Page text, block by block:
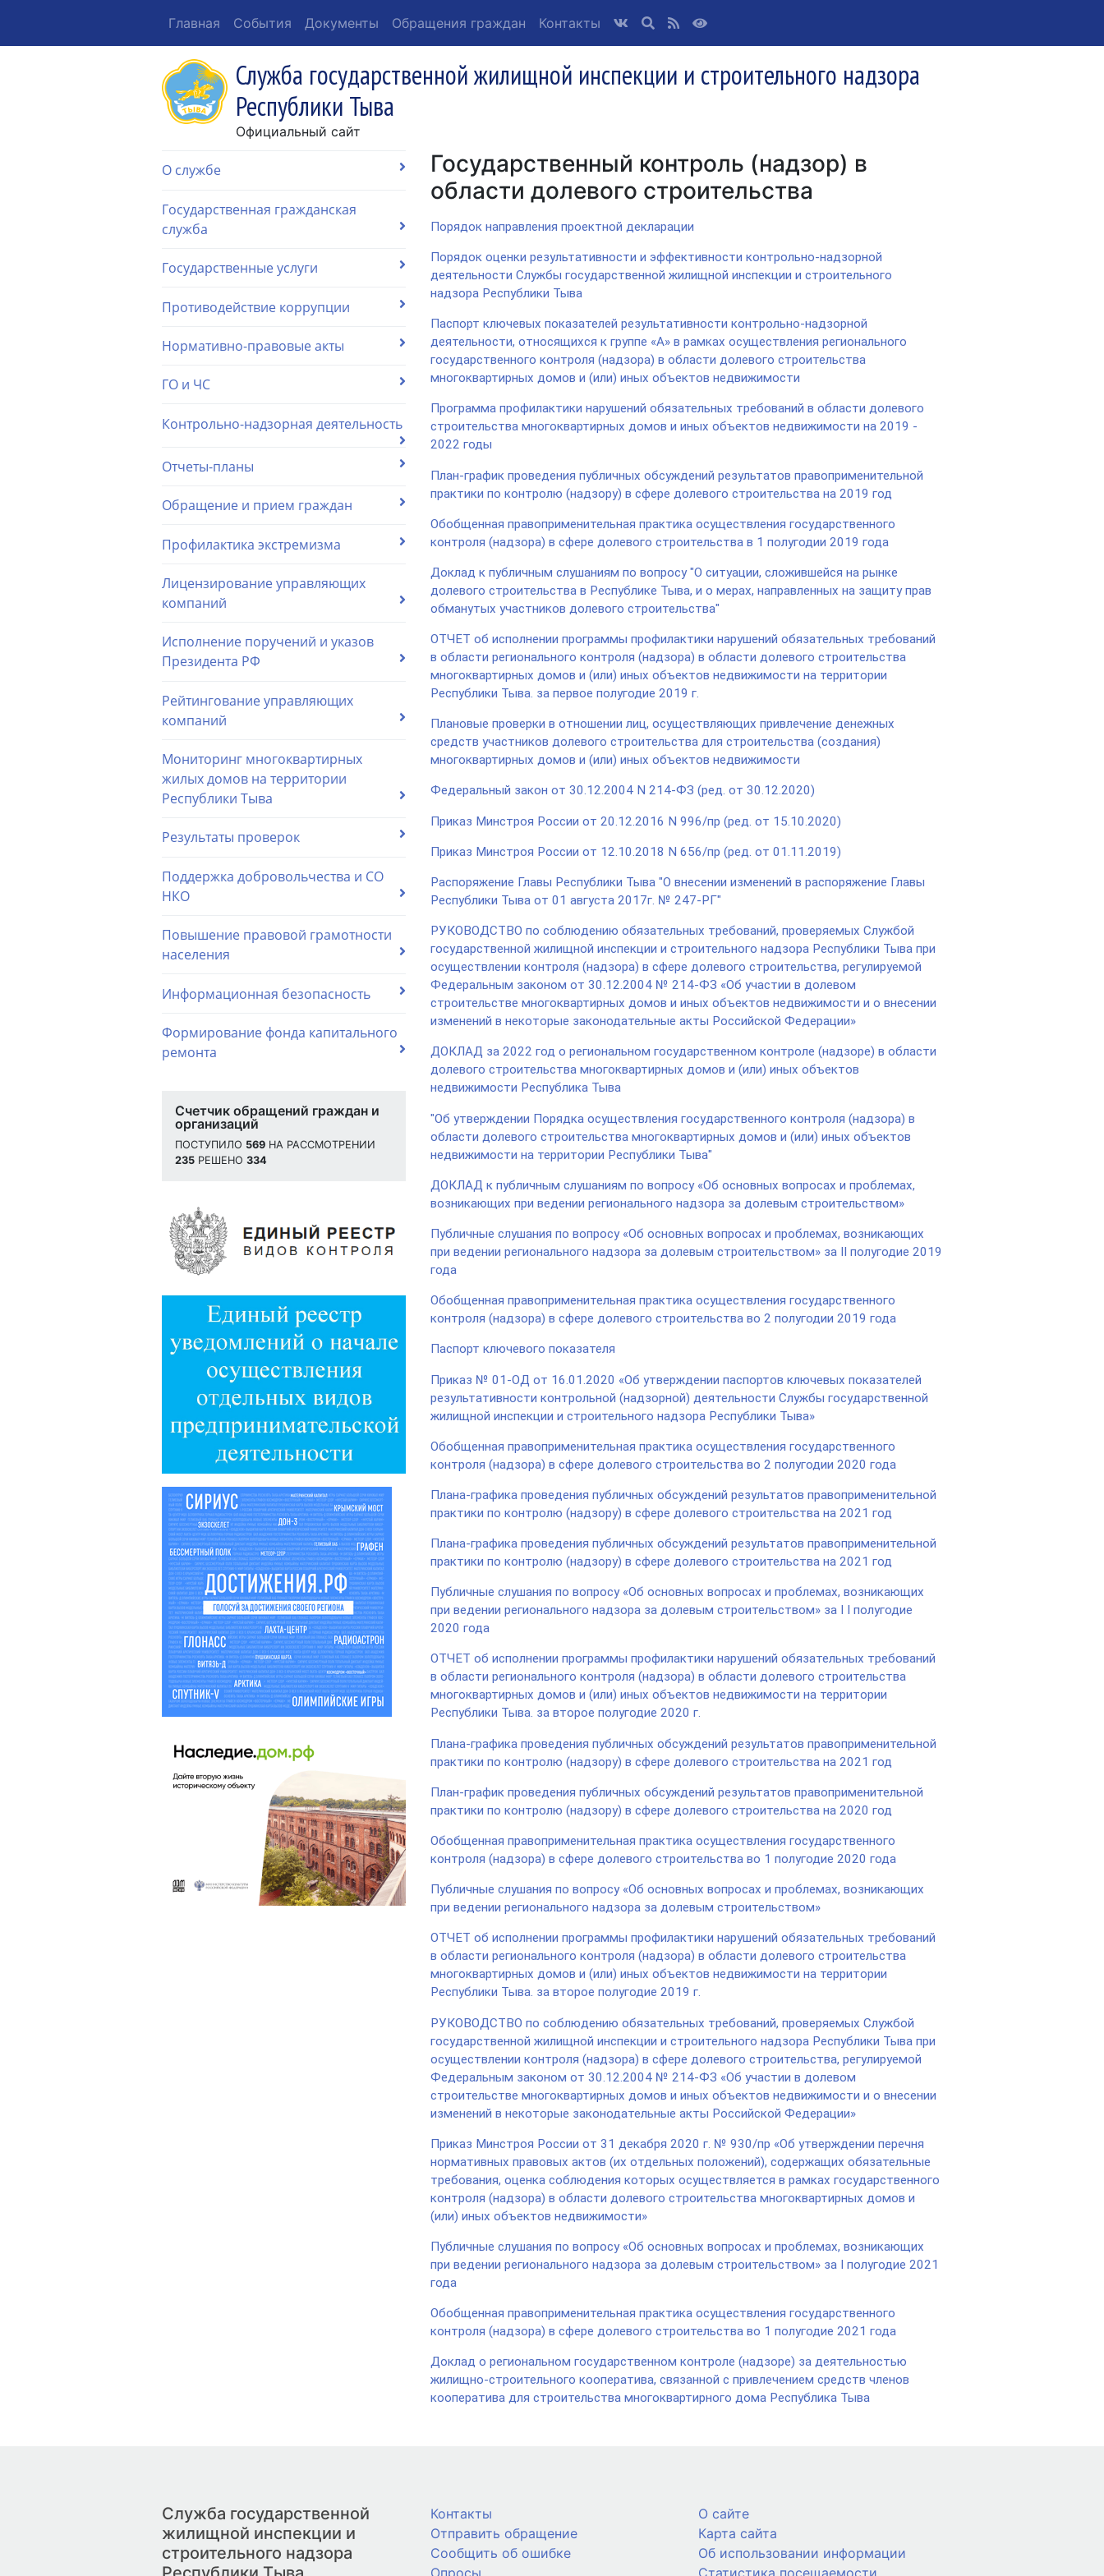
Главная События Документы Обращения граждан Контакты
Служба государственной жилищной инспекции и строительного надзора
Республики Тыва
Официальный сайт
О службе
Государственная гражданская
служба
Государственные услуги
Противодействие коррупции
Нормативно-правовые акты
ГО и ЧС
Контрольно-надзорная деятельность
Отчеты-планы
Обращение и прием граждан
Профилактика экстремизма
Лицензирование управляющих
компаний
Исполнение поручений и указов
Президента РФ
Рейтингование управляющих
компаний
Мониторинг многоквартирных
жилых домов на территории
Республики Тыва
Результаты проверок
Поддержка добровольчества и СО
НКО
Повышение правовой грамотности
населения
Информационная безопасность
Формирование фонда капитального
ремонта
Счетчик обращений граждан и
организаций
ПОСТУПИЛО 569 НА РАССМОТРЕНИИ
235 РЕШЕНО 334
Государственный контроль (надзор) в
области долевого строительства
Порядок направления проектной декларации
Порядок оценки результативности и эффективности контрольно-надзорной
деятельности Службы государственной жилищной инспекции и строительного
надзора Республики Тыва
Паспорт ключевых показателей результативности контрольно-надзорной
деятельности, относящихся к группе «А» в рамках осуществления регионального
государственного контроля (надзора) в области долевого строительства
многоквартирных домов и (или) иных объектов недвижимости
Программа профилактики нарушений обязательных требований в области долевого
строительства многоквартирных домов и иных объектов недвижимости на 2019 -
2022 годы
План-график проведения публичных обсуждений результатов правоприменительной
практики по контролю (надзору) в сфере долевого строительства на 2019 год
Обобщенная правоприменительная практика осуществления государственного
контроля (надзора) в сфере долевого строительства в 1 полугодии 2019 года
Доклад к публичным слушаниям по вопросу "О ситуации, сложившейся на рынке
долевого строительства в Республике Тыва, и о мерах, направленных на защиту прав
обманутых участников долевого строительства"
ОТЧЕТ об исполнении программы профилактики нарушений обязательных требований
в области регионального контроля (надзора) в области долевого строительства
многоквартирных домов и (или) иных объектов недвижимости на территории
Республики Тыва. за первое полугодие 2019 г.
Плановые проверки в отношении лиц, осуществляющих привлечение денежных
средств участников долевого строительства для строительства (создания)
многоквартирных домов и (или) иных объектов недвижимости
Федеральный закон от 30.12.2004 N 214-ФЗ (ред. от 30.12.2020)
Приказ Минстроя России от 20.12.2016 N 996/пр (ред. от 15.10.2020)
Приказ Минстроя России от 12.10.2018 N 656/пр (ред. от 01.11.2019)
Распоряжение Главы Республики Тыва "О внесении изменений в распоряжение Главы
Республики Тыва от 01 августа 2017г. № 247-РГ"
РУКОВОДСТВО по соблюдению обязательных требований, проверяемых Службой
государственной жилищной инспекции и строительного надзора Республики Тыва при
осуществлении контроля (надзора) в сфере долевого строительства, регулируемой
Федеральным законом от 30.12.2004 № 214-ФЗ «Об участии в долевом
строительстве многоквартирных домов и иных объектов недвижимости и о внесении
изменений в некоторые законодательные акты Российской Федерации»
ДОКЛАД за 2022 год о региональном государственном контроле (надзоре) в области
долевого строительства многоквартирных домов и (или) иных объектов
недвижимости Республика Тыва
"Об утверждении Порядка осуществления государственного контроля (надзора) в
области долевого строительства многоквартирных домов и (или) иных объектов
недвижимости на территории Республики Тыва"
ДОКЛАД к публичным слушаниям по вопросу «Об основных вопросах и проблемах,
возникающих при ведении регионального надзора за долевым строительством»
Публичные слушания по вопросу «Об основных вопросах и проблемах, возникающих
при ведении регионального надзора за долевым строительством» за II полугодие 2019
года
Обобщенная правоприменительная практика осуществления государственного
контроля (надзора) в сфере долевого строительства во 2 полугодии 2019 года
Паспорт ключевого показателя
Приказ № 01-ОД от 16.01.2020 «Об утверждении паспортов ключевых показателей
результативности контрольной (надзорной) деятельности Службы государственной
жилищной инспекции и строительного надзора Республики Тыва»
Обобщенная правоприменительная практика осуществления государственного
контроля (надзора) в сфере долевого строительства во 2 полугодии 2020 года
Плана-графика проведения публичных обсуждений результатов правоприменительной
практики по контролю (надзору) в сфере долевого строительства на 2021 год
Плана-графика проведения публичных обсуждений результатов правоприменительной
практики по контролю (надзору) в сфере долевого строительства на 2021 год
Публичные слушания по вопросу «Об основных вопросах и проблемах, возникающих
при ведении регионального надзора за долевым строительством» за I I полугодие
2020 года
ОТЧЕТ об исполнении программы профилактики нарушений обязательных требований
в области регионального контроля (надзора) в области долевого строительства
многоквартирных домов и (или) иных объектов недвижимости на территории
Республики Тыва. за второе полугодие 2020 г.
Плана-графика проведения публичных обсуждений результатов правоприменительной
практики по контролю (надзору) в сфере долевого строительства на 2021 год
План-график проведения публичных обсуждений результатов правоприменительной
практики по контролю (надзору) в сфере долевого строительства на 2020 год
Обобщенная правоприменительная практика осуществления государственного
контроля (надзора) в сфере долевого строительства во 1 полугодие 2020 года
Публичные слушания по вопросу «Об основных вопросах и проблемах, возникающих
при ведении регионального надзора за долевым строительством»
ОТЧЕТ об исполнении программы профилактики нарушений обязательных требований
в области регионального контроля (надзора) в области долевого строительства
многоквартирных домов и (или) иных объектов недвижимости на территории
Республики Тыва. за второе полугодие 2019 г.
РУКОВОДСТВО по соблюдению обязательных требований, проверяемых Службой
государственной жилищной инспекции и строительного надзора Республики Тыва при
осуществлении контроля (надзора) в сфере долевого строительства, регулируемой
Федеральным законом от 30.12.2004 № 214-ФЗ «Об участии в долевом
строительстве многоквартирных домов и иных объектов недвижимости и о внесении
изменений в некоторые законодательные акты Российской Федерации»
Приказ Минстроя России от 31 декабря 2020 г. № 930/пр «Об утверждении перечня
нормативных правовых актов (их отдельных положений), содержащих обязательные
требования, оценка соблюдения которых осуществляется в рамках государственного
контроля (надзора) в области долевого строительства многоквартирных домов и
(или) иных объектов недвижимости»
Публичные слушания по вопросу «Об основных вопросах и проблемах, возникающих
при ведении регионального надзора за долевым строительством» за I полугодие 2021
года
Обобщенная правоприменительная практика осуществления государственного
контроля (надзора) в сфере долевого строительства во 1 полугодие 2021 года
Доклад о региональном государственном контроле (надзоре) за деятельностью
жилищно-строительного кооператива, связанной с привлечением средств членов
кооператива для строительства многоквартирного дома Республика Тыва
Служба государственной
жилищной инспекции и
строительного надзора
Контакты
Отправить обращение
Сообщить об ошибке
Опросы
О сайте
Карта сайта
Об использовании информации
Статистика посещаемости